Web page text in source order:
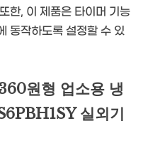
한, 이 제품은 타이머 기능
동작하도록 설정할 수 있
원형 업소용 냉
실외기